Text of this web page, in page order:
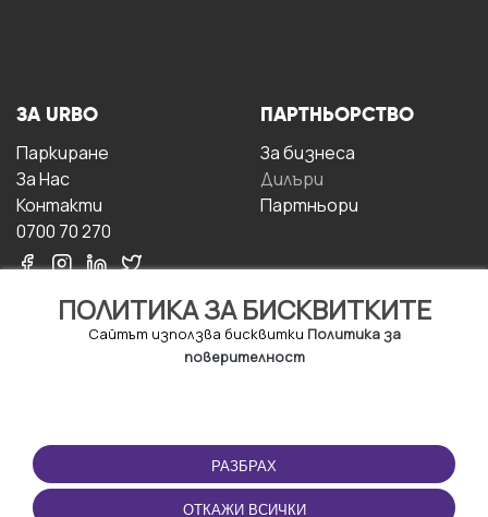
ПОЛИТИКА ЗА БИСКВИТКИТЕ
Сайтът използва бисквитки Политика за
поверителност
РАЗБРАХ
ОТКАЖИ ВСИЧКИ
ЗА URBO
Паркиране
За Hас
Контакти
0700 70 270
ПАРТНЬОРСТВО
За бизнесa
Дилъри
Партньори
ПОЛЗВАНЕ
Правила и условия за
ползване
ПРИЛОЖЕНИЕТО